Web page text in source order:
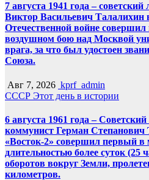
7 августа 1941 года –
Виктор Васильевич Талалихин
Отечественной войне совершил
воздушном бою над Москвой
врага, за что был удостоен
Союза.
Авг 7, 2026 kprf_admin
СССР Этот день в истории
6 августа 1961 года –
коммунист Герман Степанович
«Восток-2» совершил первый в
длительностью более суток (25
оборотов вокруг Земли,
километров.